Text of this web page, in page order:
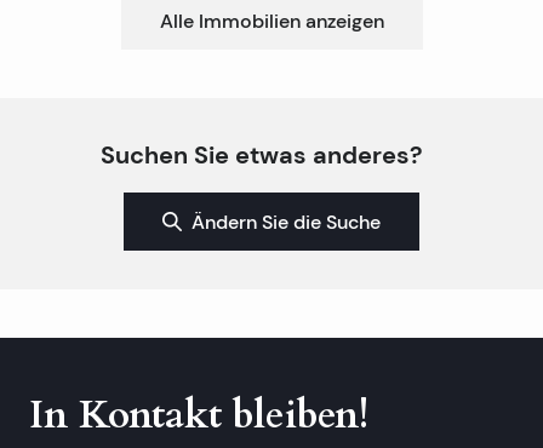
Alle Immobilien anzeigen
Suchen Sie etwas anderes?
Ändern Sie die Suche
In Kontakt bleiben!